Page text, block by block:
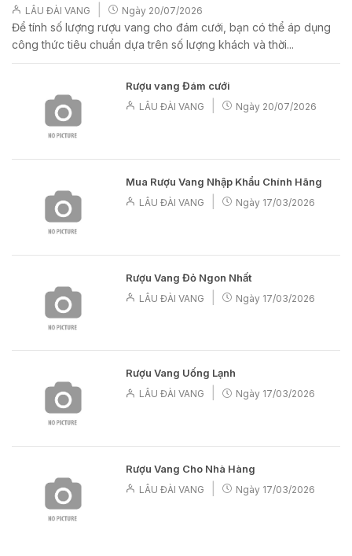
LÂU ĐÀI VANG Ngày 20/07/2026
Để tính số lượng rượu vang cho đám cưới, bạn có thể áp dụng
công thức tiêu chuẩn dựa trên số lượng khách và thời...
Rượu vang Đám cưới
LÂU ĐÀI VANG Ngày 20/07/2026
Mua Rượu Vang Nhập Khẩu Chính Hãng
LÂU ĐÀI VANG Ngày 17/03/2026
Rượu Vang Đỏ Ngon Nhất
LÂU ĐÀI VANG Ngày 17/03/2026
Rượu Vang Uống Lạnh
LÂU ĐÀI VANG Ngày 17/03/2026
Rượu Vang Cho Nhà Hàng
LÂU ĐÀI VANG Ngày 17/03/2026